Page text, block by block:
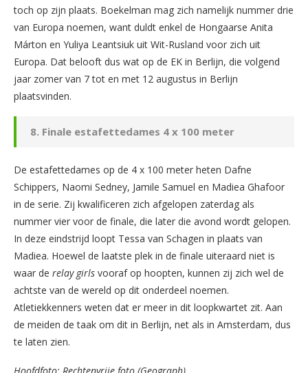
toch op zijn plaats. Boekelman mag zich namelijk nummer drie
van Europa noemen, want duldt enkel de Hongaarse Anita
Márton en Yuliya Leantsiuk uit Wit-Rusland voor zich uit
Europa. Dat belooft dus wat op de EK in Berlijn, die volgend
jaar zomer van 7 tot en met 12 augustus in Berlijn
plaatsvinden.
8. Finale estafettedames 4 x 100 meter
De estafettedames op de 4 x 100 meter heten Dafne
Schippers, Naomi Sedney, Jamile Samuel en Madiea Ghafoor
in de serie. Zij kwalificeren zich afgelopen zaterdag als
nummer vier voor de finale, die later die avond wordt gelopen.
In deze eindstrijd loopt Tessa van Schagen in plaats van
Madiea. Hoewel de laatste plek in de finale uiteraard niet is
waar de relay girls vooraf op hoopten, kunnen zij zich wel de
achtste van de wereld op dit onderdeel noemen.
Atletiekkenners weten dat er meer in dit loopkwartet zit. Aan
de meiden de taak om dit in Berlijn, net als in Amsterdam, dus
te laten zien.